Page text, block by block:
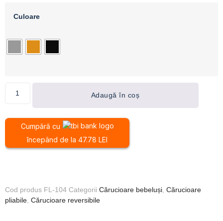
Culoare
Adaugă în coș
Cumpără cu
începând de la 47.78 LEI
Cod produs FL-104 Categorii Cărucioare bebeluși Cărucioare
pliabile Cărucioare reversibile